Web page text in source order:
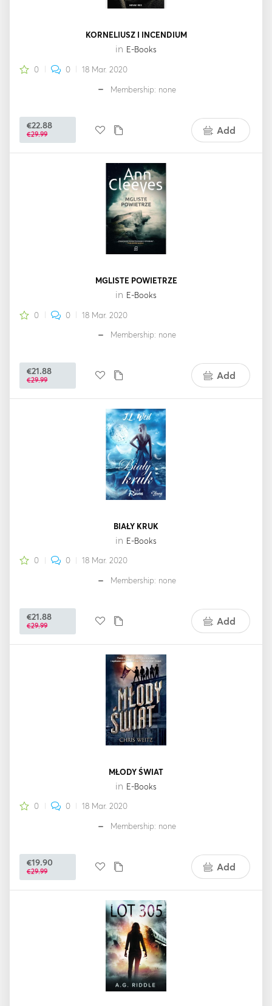
KORNELIUSZ I INCENDIUM
in E-Books
0 0 18 Mar. 2020
Membership: none
€22.88
€29.99 Add
MGLISTE POWIETRZE
in E-Books
0 0 18 Mar. 2020
Membership: none
€21.88
€29.99 Add
BIAŁY KRUK
in E-Books
0 0 18 Mar. 2020
Membership: none
€21.88
€29.99 Add
MŁODY ŚWIAT
in E-Books
0 0 18 Mar. 2020
Membership: none
€19.90
€29.99 Add